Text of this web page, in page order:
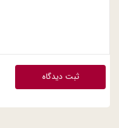
ثبت دیدگاه